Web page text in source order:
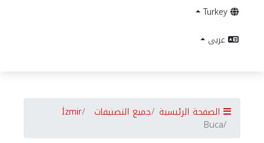
Turkey
عربى
الصفحة الرئيسية جميع التصنيفات İzmir
Buca